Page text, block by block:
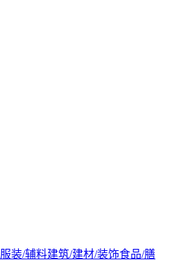
服装/辅料建筑/建材/装饰食品/膳